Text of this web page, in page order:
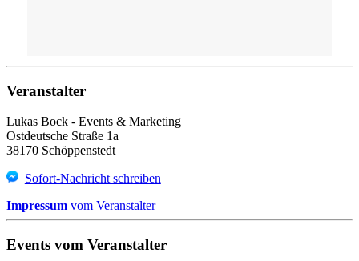
Veranstalter
Lukas Bock - Events & Marketing
Ostdeutsche Straße 1a
38170 Schöppenstedt
Sofort-Nachricht schreiben
Impressum vom Veranstalter
Events vom Veranstalter